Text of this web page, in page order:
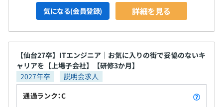
気になる(会員登録) 詳細を見る
【仙台27卒】ITエンジニア｜お気に入りの街で妥協のないキ
ャリアを【上場子会社】【研修3か月】
2027年卒
説明会求人
通過ランク：C